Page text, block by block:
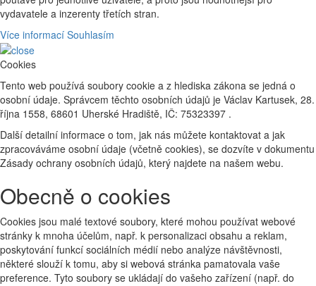
vydavatele a inzerenty třetích stran.
Více informací Souhlasím
Cookies
Tento web používá soubory cookie a z hlediska zákona se jedná o
osobní údaje. Správcem těchto osobních údajů je Václav Kartusek, 28.
října 1558, 68601 Uherské Hradiště, IČ: 75323397 .
Další detailní informace o tom, jak nás můžete kontaktovat a jak
zpracováváme osobní údaje (včetně cookies), se dozvíte v dokumentu
Zásady ochrany osobních údajů, který najdete na našem webu.
Obecně o cookies
Cookies jsou malé textové soubory, které mohou používat webové
stránky k mnoha účelům, např. k personalizaci obsahu a reklam,
poskytování funkcí sociálních médií nebo analýze návštěvnosti,
některé slouží k tomu, aby si webová stránka pamatovala vaše
preference. Tyto soubory se ukládají do vašeho zařízení (např. do